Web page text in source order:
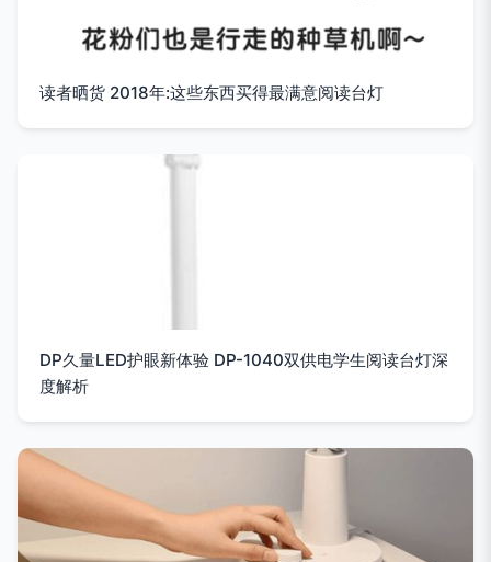
读者晒货 2018年:这些东西买得最满意阅读台灯
DP久量LED护眼新体验 DP-1040双供电学生阅读台灯深
度解析